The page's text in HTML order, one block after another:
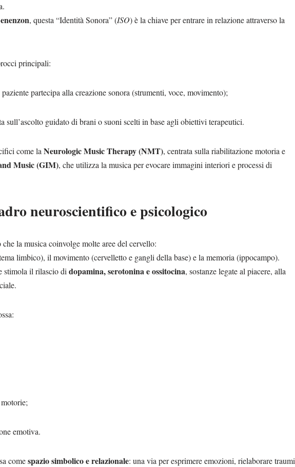
, questa “Identità Sonora” (ISO) è la chiave per entrare in relazione attraverso la
principali:
partecipa alla creazione sonora (strumenti, voce, movimento);
sull’ascolto guidato di brani o suoni scelti in base agli obiettivi terapeutici.
come la Neurologic Music Therapy (NMT), centrata sulla riabilitazione motoria e
Music (GIM), che utilizza la musica per evocare immagini interiori e processi di
neuroscientifico e psicologico
la musica coinvolge molte aree del cervello:
limbico), il movimento (cervelletto e gangli della base) e la memoria (ippocampo).
stimola il rilascio di dopamina, serotonina e ossitocina, sostanze legate al piacere, alla
emotiva.
comespazio simbolico e relazionale: una via per esprimere emozioni, rielaborare traumi